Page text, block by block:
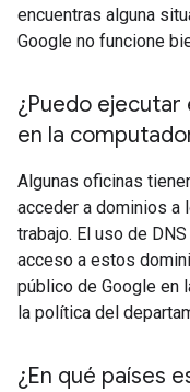
encuentras alguna
Google no funcione
¿Puedo ejecutar
en la
Algunas oficinas
acceder a dominios a
trabajo. El uso de
acceso a estos
público de Google en
la política del
¿En qué países